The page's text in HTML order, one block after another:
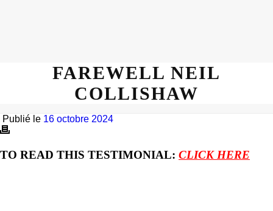
FAREWELL NEIL
COLLISHAW
Publié le 16 octobre 2024
TO READ THIS TESTIMONIAL: CLICK HERE